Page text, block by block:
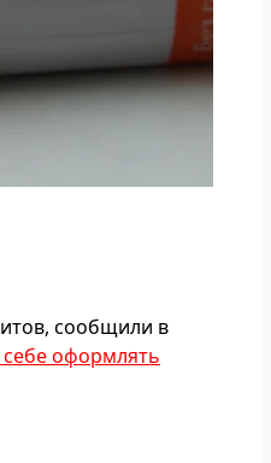
сообщили в
себе оформлять